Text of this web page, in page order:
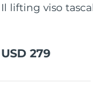
Il lifting viso
USD 279